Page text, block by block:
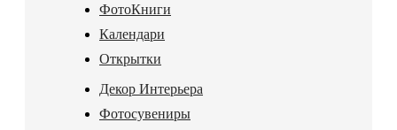
ФотоКниги
Календари
Открытки
Декор Интерьера
Фотосувениры